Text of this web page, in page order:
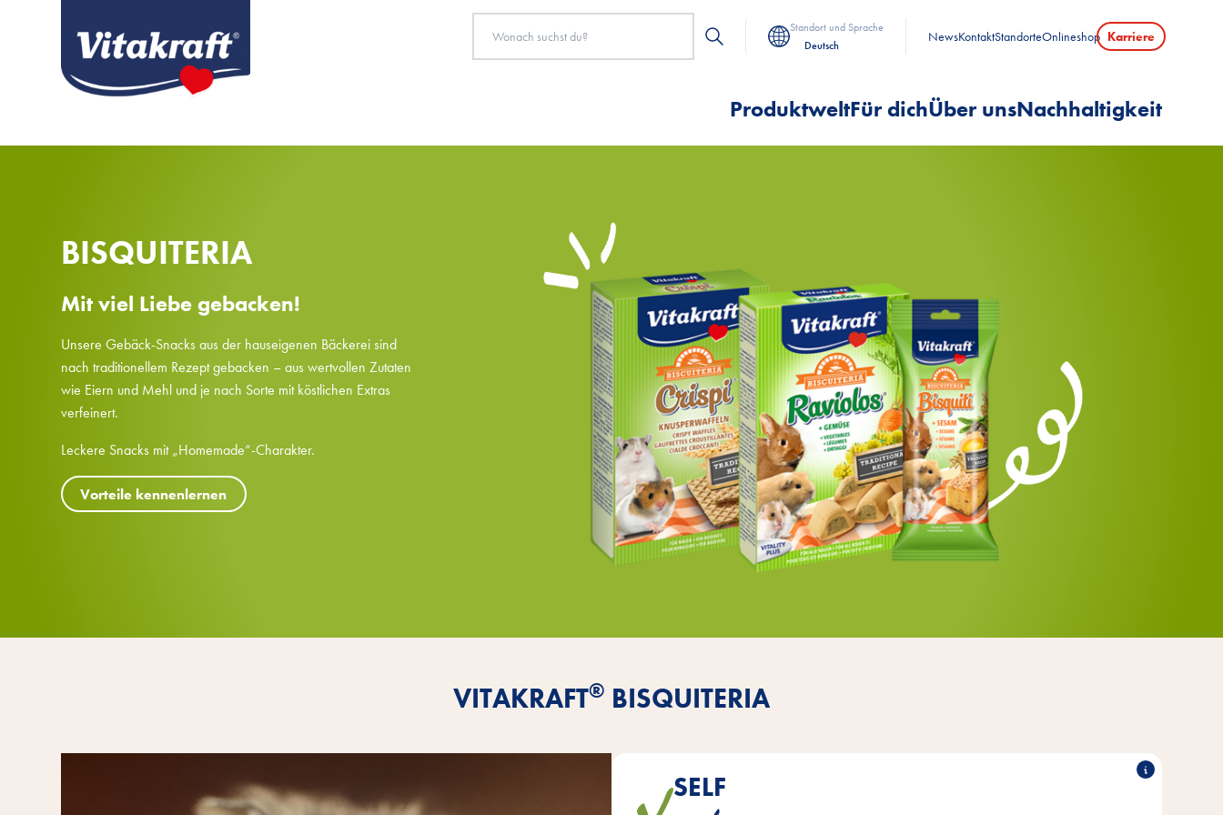
Standort und Sprache
Deutsch
NewsKontaktStandorteOnlineshop Karriere
ProduktweltFür dichÜber unsNachhaltigkeit
BISQUITERIA
Mit viel Liebe gebacken!
Unsere Gebäck-Snacks aus der hauseigenen Bäckerei sind
nach traditionellem Rezept gebacken – aus wertvollen Zutaten
wie Eiern und Mehl und je nach Sorte mit köstlichen Extras
verfeinert.
Leckere Snacks mit „Homemade“-Charakter.
Vorteile kennenlernen
VITAKRAFT® BISQUITERIA
SELF
Unsere Gebäck-Snacks aus der hauseigenen Bäckerei sind nach traditionellem Rezept